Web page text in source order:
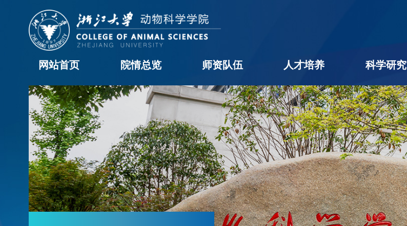
网站首页 院情总览
学院概况
历任领导
现任领导
机构设置
学院黄页
科室职责
办事流程
院长信箱
师资队伍
教职工名录
学科队伍
博士后
访问学者
人才培养
本科生教育
研究生教育
学生工作
教学相长
创新创业
科学研究
科研进展
科研团队
平台机构
科研成果
社会服务
学术期刊
企业出题
成果转化
公用平台
学术交流